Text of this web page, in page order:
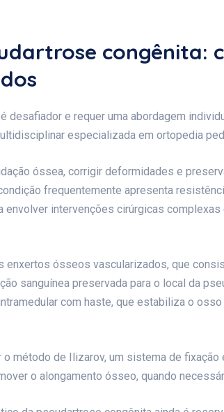
congênita:
desafiador e requer uma abordagem
especializada em ortopedia
óssea, corrigir deformidades e
frequentemente apresenta
envolver intervenções cirúrgicas complexas
enxertos ósseos vascularizados, que
sanguínea preservada para o local da
com haste, que estabiliza o
método de Ilizarov, um sistema de fixação
o alongamento ósseo, quando